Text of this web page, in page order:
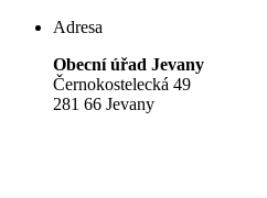
Adresa
Obecní úřad Jevany
Černokostelecká 49
281 66 Jevany